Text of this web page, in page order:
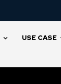
USE CASE